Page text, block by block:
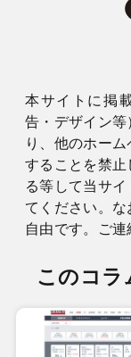
本サイトに掲
告・デザイン
り、他のホー
することを禁
る等して当サ
てください。
自由です。ご連
このコラ